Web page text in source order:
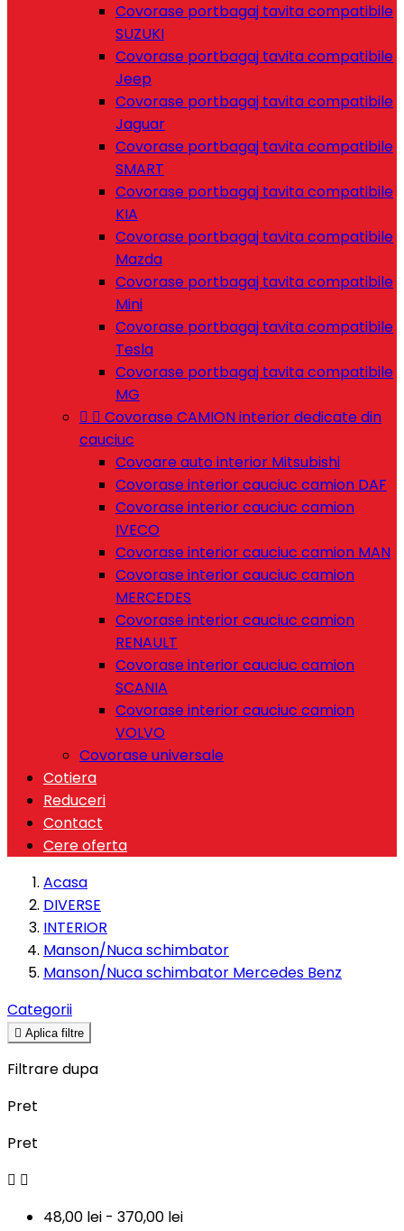
Covorase portbagaj tavita compatibile
SUZUKI
Covorase portbagaj tavita compatibile
Jeep
Covorase portbagaj tavita compatibile
Jaguar
Covorase portbagaj tavita compatibile
SMART
Covorase portbagaj tavita compatibile
KIA
Covorase portbagaj tavita compatibile
Mazda
Covorase portbagaj tavita compatibile
Mini
Covorase portbagaj tavita compatibile
Tesla
Covorase portbagaj tavita compatibile
MG
  Covorase CAMION interior dedicate din
cauciuc
Covoare auto interior Mitsubishi
Covorase interior cauciuc camion DAF
Covorase interior cauciuc camion
IVECO
Covorase interior cauciuc camion MAN
Covorase interior cauciuc camion
MERCEDES
Covorase interior cauciuc camion
RENAULT
Covorase interior cauciuc camion
SCANIA
Covorase interior cauciuc camion
VOLVO
Covorase universale
Cotiera
Reduceri
Contact
Cere oferta
Acasa
DIVERSE
INTERIOR
Manson/Nuca schimbator
Manson/Nuca schimbator Mercedes Benz
Categorii
 Aplica filtre
Filtrare dupa
Pret
Pret
 
48,00 lei - 370,00 lei